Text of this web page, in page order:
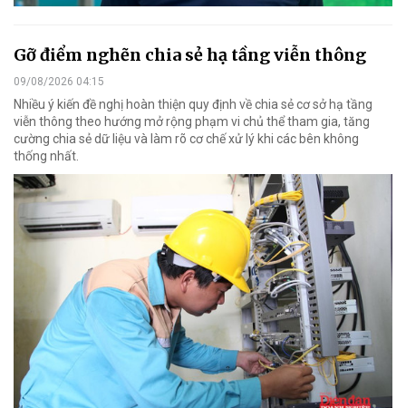
Gỡ điểm nghẽn chia sẻ hạ tầng viễn thông
09/08/2026 04:15
Nhiều ý kiến đề nghị hoàn thiện quy định về chia sẻ cơ sở hạ tầng
viễn thông theo hướng mở rộng phạm vi chủ thể tham gia, tăng
cường chia sẻ dữ liệu và làm rõ cơ chế xử lý khi các bên không
thống nhất.